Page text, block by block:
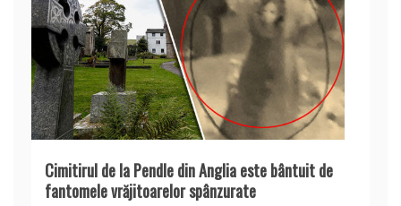
Cimitirul de la Pendle din Anglia este bântuit de
fantomele vrăjitoarelor spânzurate